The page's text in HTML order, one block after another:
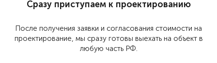
Сразу приступаем к проектированию
После получения заявки и согласования стоимости на
проектирование, мы сразу готовы выехать на объект в
любую часть РФ.